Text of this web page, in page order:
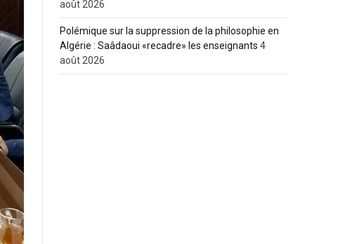
août 2026
Polémique sur la suppression de la philosophie en
Algérie : Saâdaoui «recadre» les enseignants 4
août 2026